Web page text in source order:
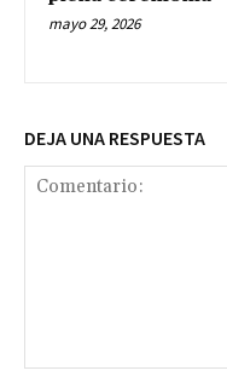
mayo 29, 2026
DEJA UNA RESPUESTA